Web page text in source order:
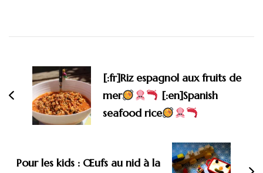
[:fr]Riz espagnol aux fruits de
mer
[:en]Spanish
seafood rice
Pour les kids : Œufs au nid à la